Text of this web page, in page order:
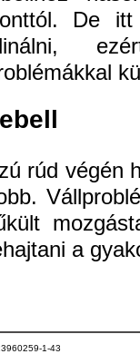
De
rúd végén
a
1-43